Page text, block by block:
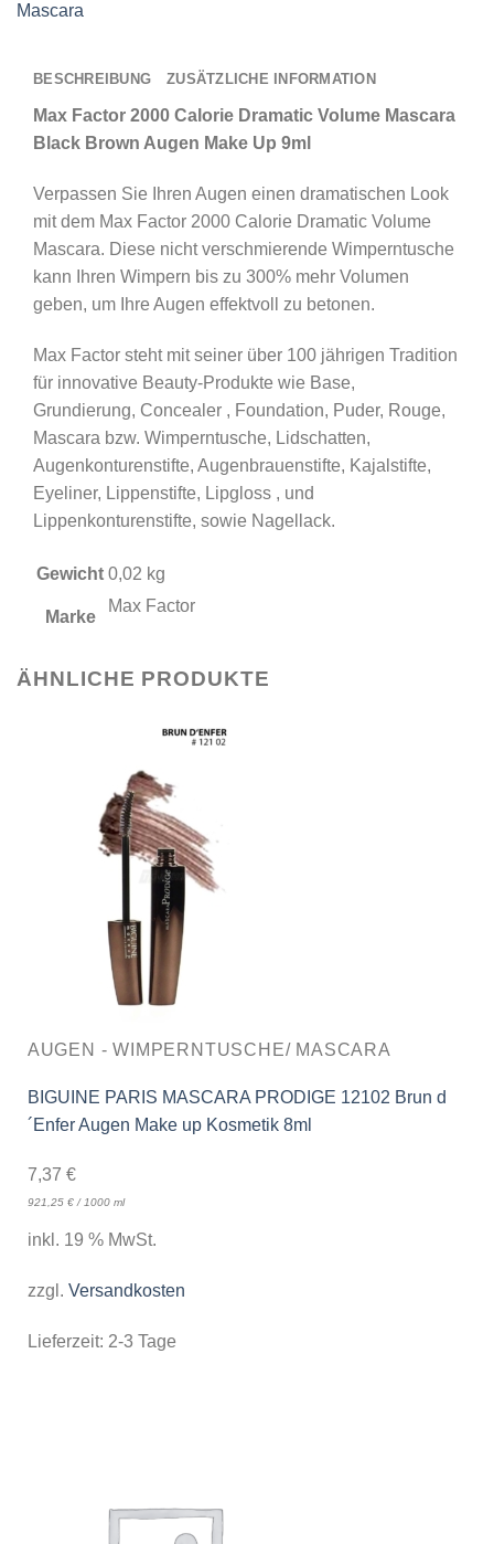
Mascara
BESCHREIBUNG ZUSÄTZLICHE INFORMATION
Max Factor 2000 Calorie Dramatic Volume Mascara
Black Brown Augen Make Up 9ml
Verpassen Sie Ihren Augen einen dramatischen Look
mit dem Max Factor 2000 Calorie Dramatic Volume
Mascara. Diese nicht verschmierende Wimperntusche
kann Ihren Wimpern bis zu 300% mehr Volumen
geben, um Ihre Augen effektvoll zu betonen.
Max Factor steht mit seiner über 100 jährigen Tradition
für innovative Beauty-Produkte wie Base,
Grundierung, Concealer , Foundation, Puder, Rouge,
Mascara bzw. Wimperntusche, Lidschatten,
Augenkonturenstifte, Augenbrauenstifte, Kajalstifte,
Eyeliner, Lippenstifte, Lipgloss , und
Lippenkonturenstifte, sowie Nagellack.
Gewicht 0,02 kg
Marke
Max Factor
ÄHNLICHE PRODUKTE
AUGEN - WIMPERNTUSCHE/ MASCARA
BIGUINE PARIS MASCARA PRODIGE 12102 Brun d
´Enfer Augen Make up Kosmetik 8ml
7,37 €
921,25 €/1000 ml
inkl. 19 % MwSt.
zzgl. Versandkosten
Lieferzeit: 2-3 Tage